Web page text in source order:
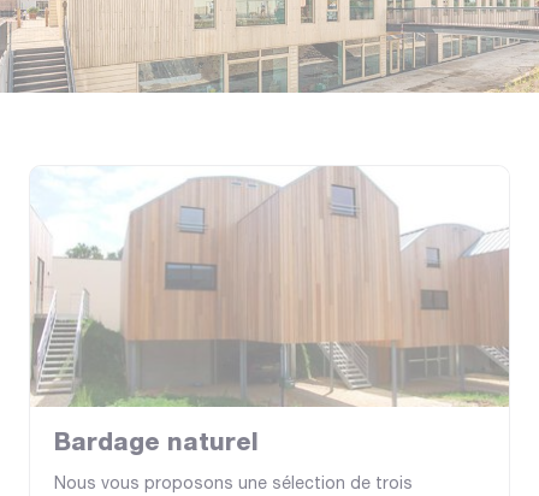
Bardage naturel
Nous vous proposons une sélection de trois